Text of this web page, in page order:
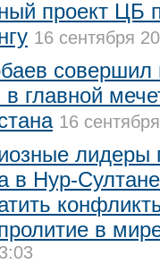
проект ЦБ
16 сентября
совершил
в главной
16
лидеры
в Нур-
в